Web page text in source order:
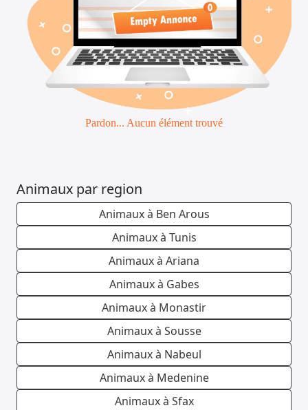
Pardon... Aucun élément trouvé
Animaux par region
Animaux à Ben Arous
Animaux à Tunis
Animaux à Ariana
Animaux à Gabes
Animaux à Monastir
Animaux à Sousse
Animaux à Nabeul
Animaux à Medenine
Animaux à Sfax